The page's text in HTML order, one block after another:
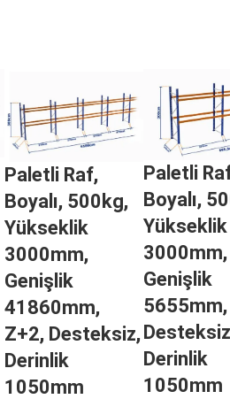
Paletli Raf,
Boyalı, 500kg,
Yükseklik
3000mm,
Genişlik
41860mm,
Z+2, Desteksiz,
Derinlik
1050mm
Paletli
Boyalı,
Yükseklik
3000mm,
Genişlik
Derinlik
1050mm